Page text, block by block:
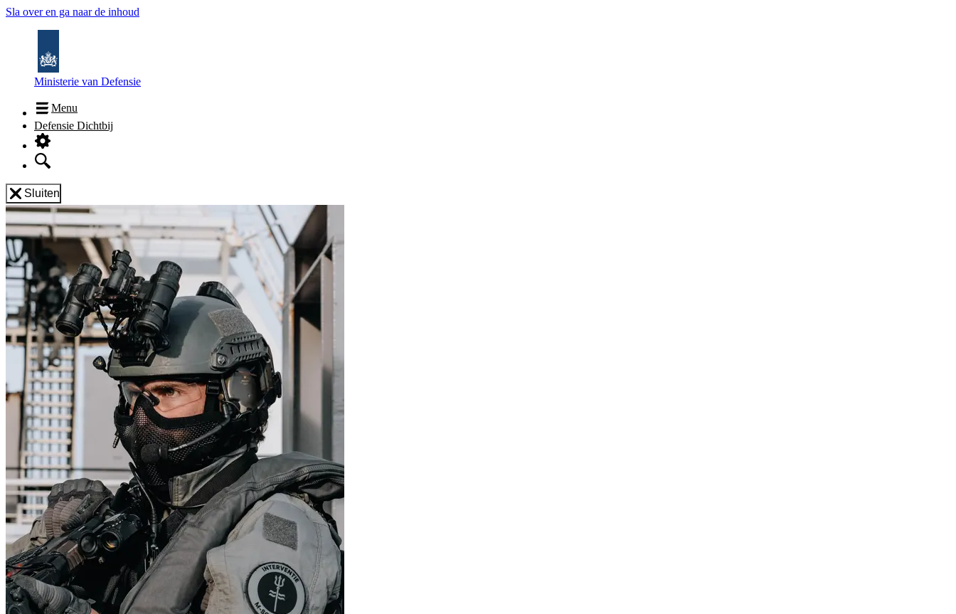
Sla over en ga naar de inhoud
Ministerie van Defensie
Menu
Defensie Dichtbij
Sluiten